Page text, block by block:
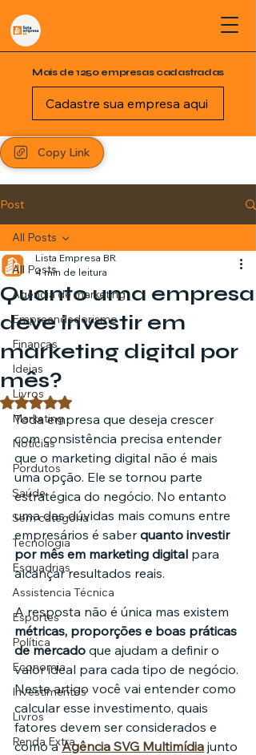
Mais de 1250 empresas cadastradas
Cadastre sua empresa aqui
Copy Link
Post
All Posts
Agência de marketing
Empreendedorismo
Finanças
Ideias
Livros
Marketing
Notícias
Pordutos
Saúde
Sem categoria
Tecnologia
Esquadrias
Assistencia Técnica
Esportes
Política
Economia
Investimentos
Livros
Renda Extra
All Posts
Quanto uma empresa
deve investir em
marketing digital por
mês?
Lista Empresa BR
4 min de leitura
Avaliado com NaN de 5 estrelas.
Toda empresa que deseja crescer
com consistência precisa entender
que o marketing digital não é mais
uma opção. Ele se tornou parte
estratégica do negócio. No entanto
uma das dúvidas mais comuns entre
empresários é saber quanto investir
por mês em marketing digital para
alcançar resultados reais.
A resposta não é única mas existem
métricas, proporções e boas práticas
de mercado que ajudam a definir o
valor ideal para cada tipo de negócio.
Neste artigo você vai entender como
calcular esse investimento, quais
fatores devem ser considerados e
como a Agência SVG Multimídia junto